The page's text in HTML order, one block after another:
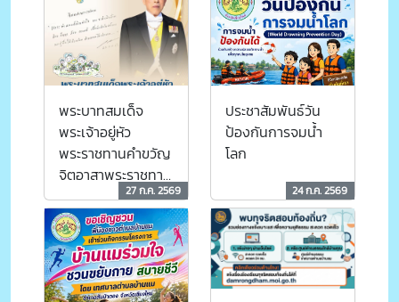
พระบาทสมเด็จ
พระเจ้าอยู่หัว
พระราชทานคำขวัญ
จิตอาสาพระราชทาน
เมื่อวันพฤหัสบดีที่
๒๓ กรกฎาคม พ.ศ.
๒๕๖๙
27 ก.ค. 2569
ประชาสัมพันธ์วัน
ป้องกันการจมน้ำ
โลก
24 ก.ค. 2569